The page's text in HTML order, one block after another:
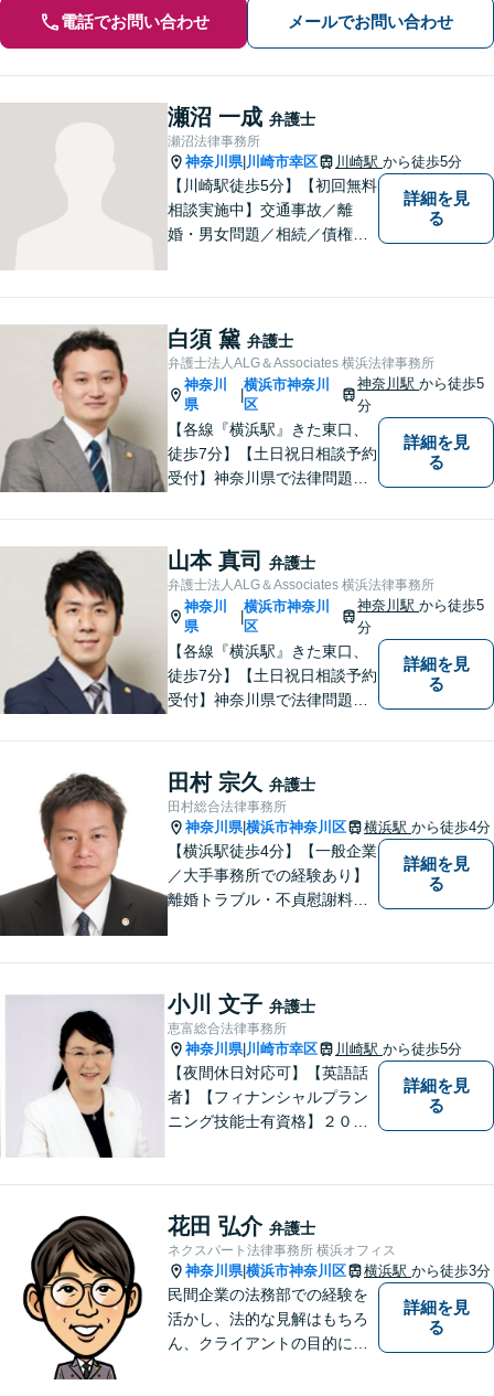
電話でお問い合わせ メールでお問い合わせ
瀬沼 一成 弁護士
瀬沼法律事務所
神奈川県| 川崎市幸区 川崎駅 から徒歩5分
【川崎駅徒歩5分】【初回無料
相談実施中】交通事故／離
婚・男女問題／相続／債権回
をしている方を救うため、全
力で取り組みます。
詳細を見
る
白須 黛 弁護士
弁護士法人ALG＆Associates 横浜法律事務所
神奈川
県
横浜市神奈川
区
神奈川駅から徒歩5
分
【各線『横浜駅』きた東口、
徒歩7分】【土日祝日相談予約
受付】神奈川県で法律問題で
門性を持つ弁護士が、ともに
解決を目指します。どうぞお
気軽にご相談ください。
詳細を見
る
山本 真司 弁護士
弁護士法人ALG＆Associates 横浜法律事務所
神奈川
県
横浜市神奈川
区
神奈川駅から徒歩5
分
【各線『横浜駅』きた東口、
徒歩7分】【土日祝日相談予約
受付】神奈川県で法律問題で
門性を持つ弁護士が、ともに
解決を目指します。どうぞお
気軽にご相談ください。
詳細を見
る
田村 宗久 弁護士
田村総合法律事務所
神奈川県|横浜市神奈川区 横浜駅 から徒歩4分
【横浜駅徒歩4分】【一般企業
／大手事務所での経験あり】
離婚トラブル・不貞慰謝料・
ご相談ください【秘密厳守】
【オンライン相談可】
詳細を見
る
小川 文子 弁護士
恵富総合法律事務所
神奈川県| 川崎市幸区 川崎駅 から徒歩5分
【夜間休日対応可】【英語話
者】【フィナンシャルプラン
ニング技能士有資格】２０年
ております。
詳細を見
る
花田 弘介 弁護士
ネクスパート法律事務所 横浜オフィス
神奈川県|横浜市神奈川区 横浜駅 から徒歩3分
民間企業の法務部での経験を
活かし、法的な見解はもちろ
ん、クライアントの目的に適
詳細を見
る